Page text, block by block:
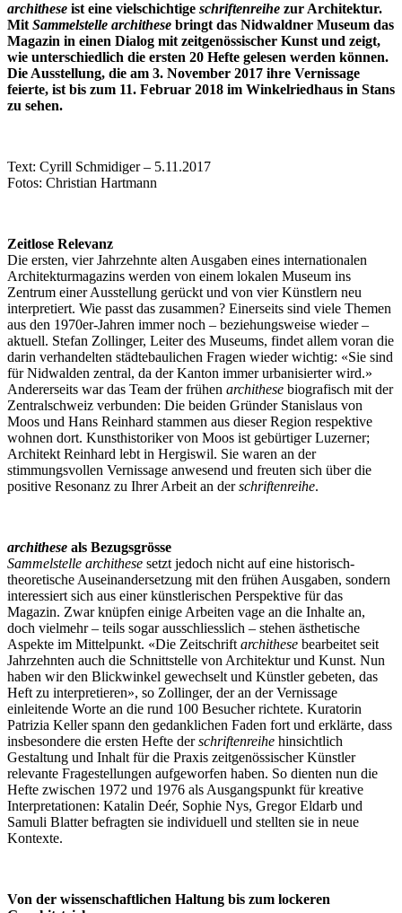
archithese ist eine vielschichtige schriftenreihe zur Architektur.
Mit Sammelstelle archithese bringt das Nidwaldner Museum das
Magazin in einen Dialog mit zeitgenössischer Kunst und zeigt,
wie unterschiedlich die ersten 20 Hefte gelesen werden können.
Die Ausstellung, die am 3. November 2017 ihre Vernissage
feierte, ist bis zum 11. Februar 2018 im Winkelriedhaus in Stans
zu sehen.
Text: Cyrill Schmidiger – 5.11.2017
Fotos: Christian Hartmann
Zeitlose Relevanz
Die ersten, vier Jahrzehnte alten Ausgaben eines internationalen
Architekturmagazins werden von einem lokalen Museum ins
Zentrum einer Ausstellung gerückt und von vier Künstlern neu
interpretiert. Wie passt das zusammen? Einerseits sind viele Themen
aus den 1970er-Jahren immer noch – beziehungsweise wieder –
aktuell. Stefan Zollinger, Leiter des Museums, findet allem voran die
darin verhandelten städtebaulichen Fragen wieder wichtig: «Sie sind
für Nidwalden zentral, da der Kanton immer urbanisierter wird.»
Andererseits war das Team der frühen archithese biografisch mit der
Zentralschweiz verbunden: Die beiden Gründer Stanislaus von
Moos und Hans Reinhard stammen aus dieser Region respektive
wohnen dort. Kunsthistoriker von Moos ist gebürtiger Luzerner;
Architekt Reinhard lebt in Hergiswil. Sie waren an der
stimmungsvollen Vernissage anwesend und freuten sich über die
positive Resonanz zu Ihrer Arbeit an derschriftenreihe.
archithese als Bezugsgrösse
Sammelstelle archithese setzt jedoch nicht auf eine historisch-
theoretische Auseinandersetzung mit den frühen Ausgaben, sondern
interessiert sich aus einer künstlerischen Perspektive für das
Magazin. Zwar knüpfen einige Arbeiten vage an die Inhalte an,
doch vielmehr – teils sogar ausschliesslich – stehen ästhetische
Aspekte im Mittelpunkt. «Die Zeitschrift archithese bearbeitet seit
Jahrzehnten auch die Schnittstelle von Architektur und Kunst. Nun
haben wir den Blickwinkel gewechselt und Künstler gebeten, das
Heft zu interpretieren», so Zollinger, der an der Vernissage
einleitende Worte an die rund 100 Besucher richtete. Kuratorin
Patrizia Keller spann den gedanklichen Faden fort und erklärte, dass
insbesondere die ersten Hefte derschriftenreihe hinsichtlich
Gestaltung und Inhalt für die Praxis zeitgenössischer Künstler
relevante Fragestellungen aufgeworfen haben. So dienten nun die
Hefte zwischen 1972 und 1976 als Ausgangspunkt für kreative
Interpretationen: Katalin Deér, Sophie Nys, Gregor Eldarb und
Samuli Blatter befragten sie individuell und stellten sie in neue
Kontexte.
Von der wissenschaftlichen Haltung bis zum lockeren